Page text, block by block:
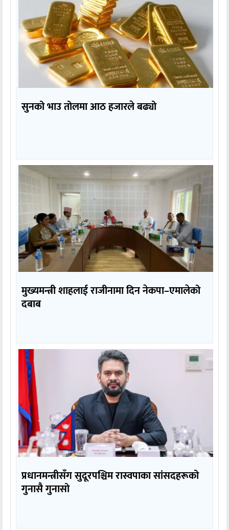
सुनको भाउ तोलमा आठ हजारले बढ्यो
मुख्यमन्त्री शाहलाई राजीनामा दिन नेकपा–एमालेको
दबाब
प्रधानमन्त्रीसँग सुदूरपश्चिम रास्वपाका सांसदहरूको
गुनासै गुनासो